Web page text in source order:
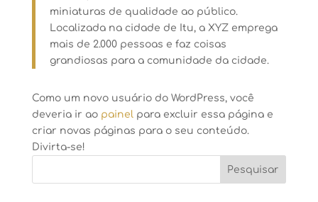
miniaturas de qualidade ao público.
Localizada na cidade de Itu, a XYZ emprega
mais de 2.000 pessoas e faz coisas
grandiosas para a comunidade da cidade.
Como um novo usuário do WordPress, você
deveria ir ao painelpara excluir essa página e
criar novas páginas para o seu conteúdo.
Divirta-se!
Pesquisar